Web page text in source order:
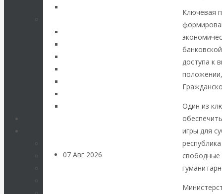
07 Авг 2026
Ключевая
доступа к
Один из
игры для
свободные